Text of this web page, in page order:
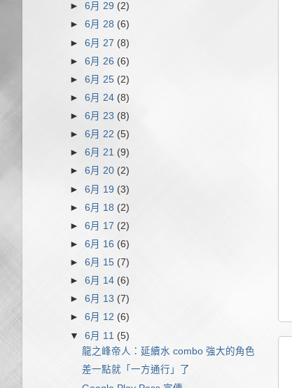
►6月 29 (2)
►6月 28 (6)
►6月 27 (8)
►6月 26 (6)
►6月 25 (2)
►6月 24 (8)
►6月 23 (8)
►6月 22 (5)
►6月 21 (9)
►6月 20 (2)
►6月 19 (3)
►6月 18 (2)
►6月 17 (2)
►6月 16 (6)
►6月 15 (7)
►6月 14 (6)
►6月 13 (7)
►6月 12 (6)
▼6月 11(5)
龍之峰帝人：延續水 combo 強大的角色
差一點就「一方通行」了